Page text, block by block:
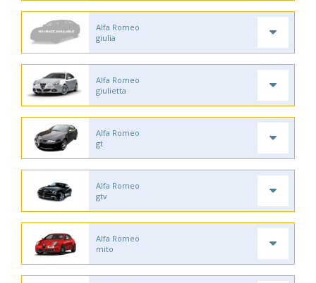
Alfa Romeo
giulia
Alfa Romeo
giulietta
Alfa Romeo
gt
Alfa Romeo
gtv
Alfa Romeo
mito